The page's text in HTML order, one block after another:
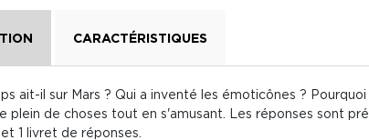
CARACTÉRISTIQUES
ait-il sur Mars ? Qui a inventé les émoticônes ?
plein de choses tout en s'amusant. Les réponses sont
1 livret de réponses.